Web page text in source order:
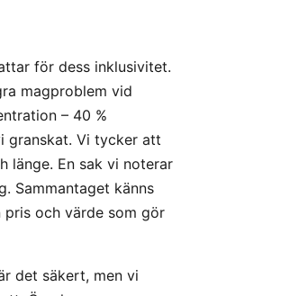
för dess inklusivitet.
magproblem vid
– 40 %
granskat. Vi tycker att
länge. En sak vi noterar
Sammantaget känns
och värde som gör
det säkert, men vi